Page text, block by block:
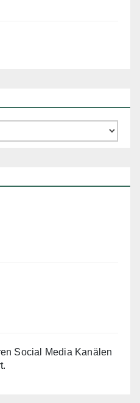
Social Media Kanälen